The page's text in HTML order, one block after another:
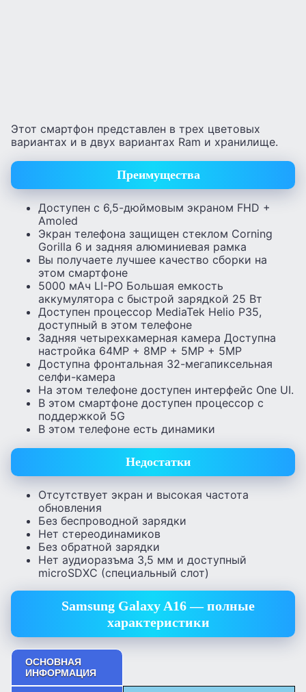
Этот смартфон представлен в трех цветовых
вариантах и ​​в двух вариантах Ram и хранилище.
Преимущества
Доступен с 6,5-дюймовым экраном FHD +
Amoled
Экран телефона защищен стеклом Corning
Gorilla 6 и задняя алюминиевая рамка
Вы получаете лучшее качество сборки на
этом смартфоне
5000 мАч LI-PO Большая емкость
аккумулятора с быстрой зарядкой 25 Вт
Доступен процессор MediaTek Helio P35,
доступный в этом телефоне
Задняя четырехкамерная камера Доступна
настройка 64MP + 8MP + 5MP + 5MP
Доступна фронтальная 32-мегапиксельная
селфи-камера
На этом телефоне доступен интерфейс One UI.
В этом смартфоне доступен процессор с
поддержкой 5G
В этом телефоне есть динамики
Недостатки
Отсутствует экран и высокая частота
обновления
Без беспроводной зарядки
Нет стереодинамиков
Без обратной зарядки
Нет аудиоразъма 3,5 мм и доступный
microSDXC (специальный слот)
Samsung Galaxy A16 — полные
характеристики
ОСНОВНАЯ
ИНФОРМАЦИЯ